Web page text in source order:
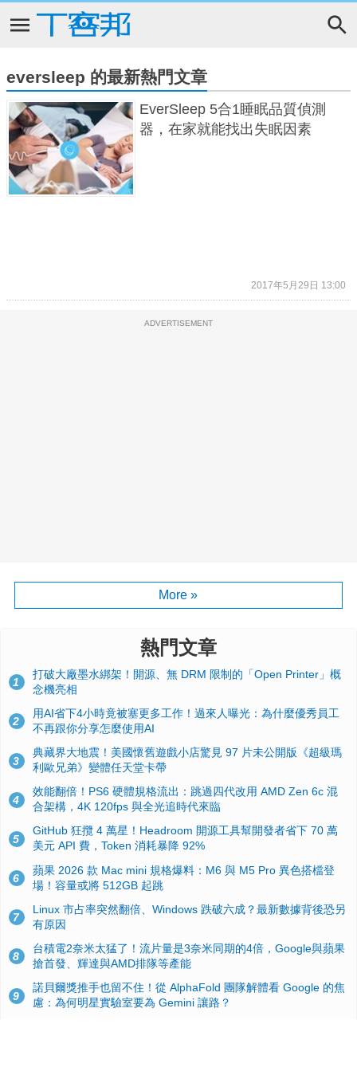
eversleep 的最新熱門文章
EverSleep 5合1睡眠品質偵測
器，在家就能找出失眠因素
2017年5月29日 13:00
ADVERTISEMENT
More »
熱門文章
1
打破大廠墨水綁架！開源、無 DRM 限制的「Open Printer」概
念機亮相
2
用AI省下4小時竟被塞更多工作！過來人曝光：為什麼優秀員工
不再跟你分享怎麼使用AI
3
典藏界大地震！美國懷舊遊戲小店驚見 97 片未公開版《超級瑪
利歐兄弟》變體任天堂卡帶
4
效能翻倍！PS6 硬體規格流出：跳過四代改用 AMD Zen 6c 混
合架構，4K 120fps 與全光追時代來臨
5
GitHub 狂攬 4 萬星！Headroom 開源工具幫開發者省下 70 萬
美元 API 費，Token 消耗暴降 92%
6
蘋果 2026 款 Mac mini 規格爆料：M6 與 M5 Pro 異色搭檔登
場！容量或將 512GB 起跳
7
Linux 市占率突然翻倍、Windows 跌破六成？最新數據背後恐另
有原因
8
台積電2奈米太猛了！流片量是3奈米同期的4倍，Google與蘋果
搶首發、輝達與AMD排隊等產能
9
諾貝爾獎推手也留不住！從 AlphaFold 團隊解體看 Google 的焦
慮：為何明星實驗室要為 Gemini 讓路？